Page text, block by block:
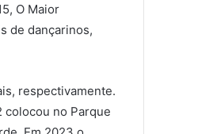
O Maior
de dançarinos,
respectivamente.
colocou no Parque